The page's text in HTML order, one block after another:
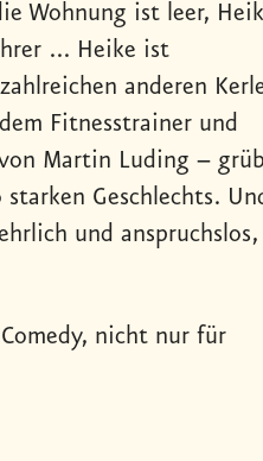
Wohnung ist leer,
... Heike ist
anderen
Fitnesstrainer und
Martin Luding –
Geschlechts.
und anspruchslos,
nicht nur für